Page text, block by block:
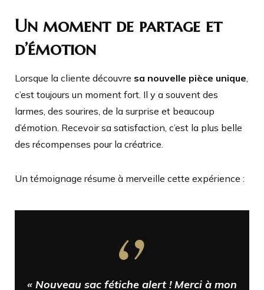
Un moment de partage et
d’émotion
Lorsque la cliente découvre sa nouvelle pièce unique
c’est toujours un moment fort. Il y a souvent des
larmes, des sourires, de la surprise et beaucoup
d’émotion. Recevoir sa satisfaction, c’est la plus belle
des récompenses pour la créatrice.
Un témoignage résume à merveille cette expérience :
« Nouveau sac fétiche alert ! Merci à mon